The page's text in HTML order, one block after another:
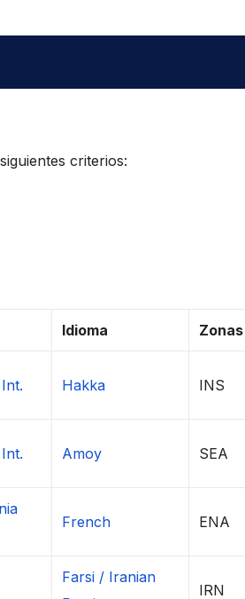
criterios:
Idioma Zonas
Hakka INS
Amoy SEA
French ENA
Farsi / Iranian
IRN